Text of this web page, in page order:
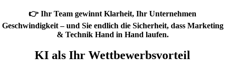
👉 Ihr Team gewinnt Klarheit, Ihr Unternehmen
Geschwindigkeit– und Sie endlich die Sicherheit, dass Marketing
& TechnikHand in Hand laufen.
KI als Ihr Wettbewerbsvorteil